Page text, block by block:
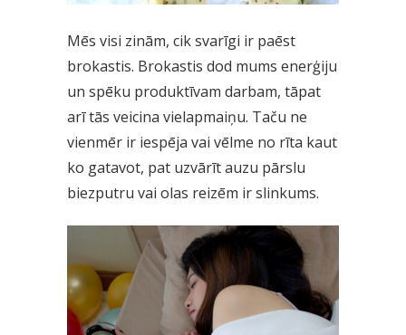
Mēs visi zinām, cik svarīgi ir paēst
brokastis. Brokastis dod mums enerģiju
un spēku produktīvam darbam, tāpat
arī tās veicina vielapmaiņu. Taču ne
vienmēr ir iespēja vai vēlme no rīta kaut
ko gatavot, pat uzvārīt auzu pārslu
biezputru vai olas reizēm ir slinkums.